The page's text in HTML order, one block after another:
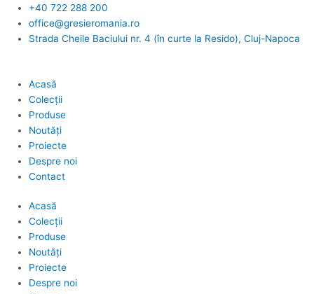
content
+40 722 288 200
office@gresieromania.ro
Strada Cheile Baciului nr. 4 (în curte la Resido), Cluj-Napoca
Acasă
Colecții
Produse
Noutăți
Proiecte
Despre noi
Contact
Acasă
Colecții
Produse
Noutăți
Proiecte
Despre noi